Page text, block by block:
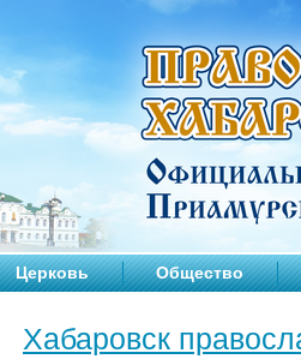
Церковь Общество
Хабаровск